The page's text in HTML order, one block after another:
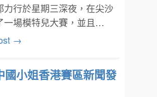
力行於星期三深夜，在尖沙
一場模特兒大賽，並且…
→
國小姐香港賽區新聞發